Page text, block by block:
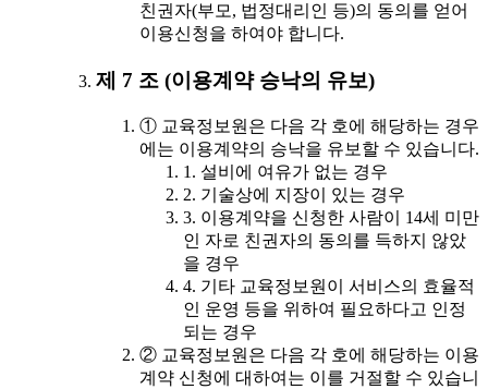
친권자(부모, 법정대리인 등)의 동의를 얻어
이용신청을 하여야 합니다.
제 7 조 (이용계약 승낙의 유보)
① 교육정보원은 다음 각 호에 해당하는 경우
에는 이용계약의 승낙을 유보할 수 있습니다.
1. 설비에 여유가 없는 경우
2. 기술상에 지장이 있는 경우
3. 이용계약을 신청한 사람이 14세 미만
인 자로 친권자의 동의를 득하지 않았
을 경우
4. 기타 교육정보원이 서비스의 효율적
인 운영 등을 위하여 필요하다고 인정
되는 경우
② 교육정보원은 다음 각 호에 해당하는 이용
계약 신청에 대하여는 이를 거절할 수 있습니